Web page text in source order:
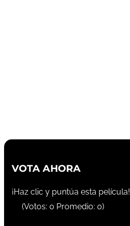
VOTA AHORA
¡Haz clic y puntúa esta película!
(Votos: 0 Promedio: 0)